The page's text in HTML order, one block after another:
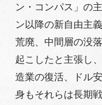
ン・コンパス」の
ン以降の新自由主
荒廃、中間層の没
起こしたと主張し
造業の復活、ドル
身もそれらは長期